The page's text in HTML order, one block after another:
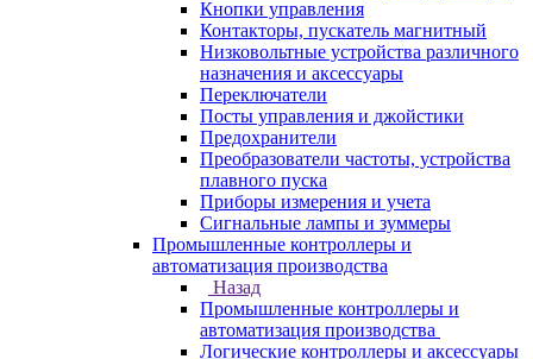
Кнопки управления
Контакторы, пускатель магнитный
Низковольтные устройства различного
назначения и аксессуары
Переключатели
Посты управления и джойстики
Предохранители
Преобразователи частоты, устройства
плавного пуска
Приборы измерения и учета
Сигнальные лампы и зуммеры
Промышленные контроллеры и
автоматизация производства
Назад
Промышленные контроллеры и
автоматизация производства
Логические контроллеры и аксессуары